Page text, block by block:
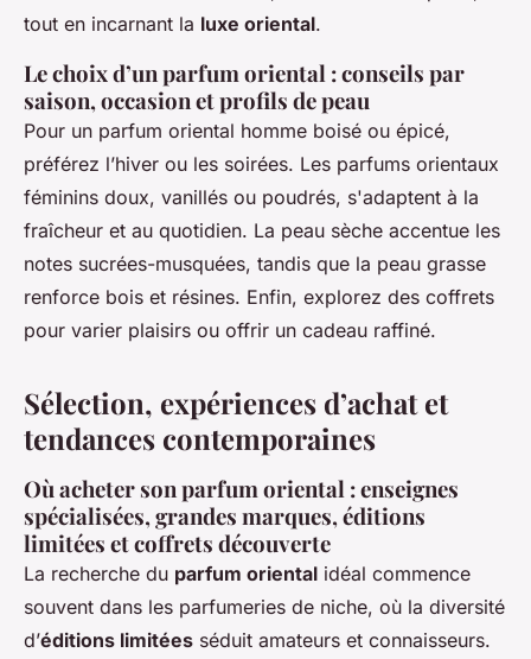
tout en incarnant la luxe oriental.
Le choix d’un parfum oriental : conseils par
saison, occasion et profils de peau
Pour un parfum oriental homme boisé ou épicé,
préférez l’hiver ou les soirées. Les parfums orientaux
féminins doux, vanillés ou poudrés, s'adaptent à la
fraîcheur et au quotidien. La peau sèche accentue les
notes sucrées-musquées, tandis que la peau grasse
renforce bois et résines. Enfin, explorez des coffrets
pour varier plaisirs ou offrir un cadeau raffiné.
Sélection, expériences d’achat et
tendances contemporaines
Où acheter son parfum oriental : enseignes
spécialisées, grandes marques, éditions
limitées et coffrets découverte
La recherche du parfum oriental idéal commence
souvent dans les parfumeries de niche, où la diversité
d’éditions limitées séduit amateurs et connaisseurs.